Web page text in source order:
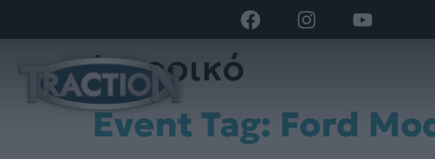
Ιστορικό
Event Tag: Ford